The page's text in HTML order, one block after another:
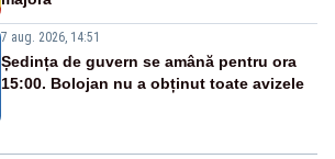
7 aug. 2026, 14:51
Ședința de guvern se amână pentru ora
15:00. Bolojan nu a obținut toate avizele